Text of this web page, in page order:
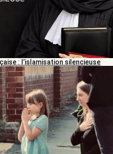
: l’islamisation silencieuse